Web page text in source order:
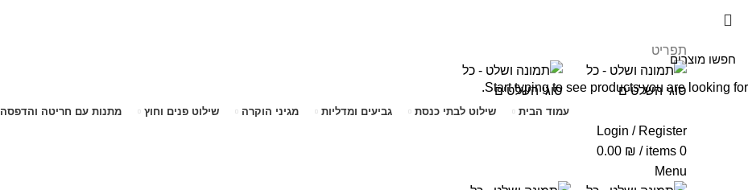
תפריט
עמוד הבית שילוט לבתי כנסת גביעים ומדליות מגיני הוקרה שילוט פנים וחוץ מתנות עם חריטה והדפסה
Login / Register
0
items
/
0.00 ₪
Menu
Start typing to see products you are looking for.